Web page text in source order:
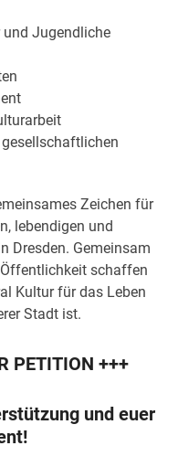
und Jugendliche
Zeichen für
lebendigen und
Dresden. Gemeinsam
schaffen
Kultur für das Leben
Stadt ist.
PETITION +++
und euer